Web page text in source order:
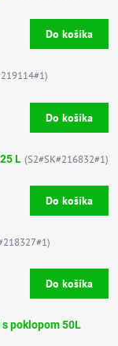
Do košíka
Do košíka
L (S2#SK#216832#1)
Do košíka
Do košíka
s poklopom 50L